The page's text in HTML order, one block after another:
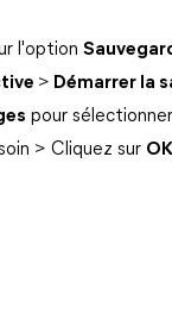
l'option
> Démarrer la
pour
> Cliquez sur OK